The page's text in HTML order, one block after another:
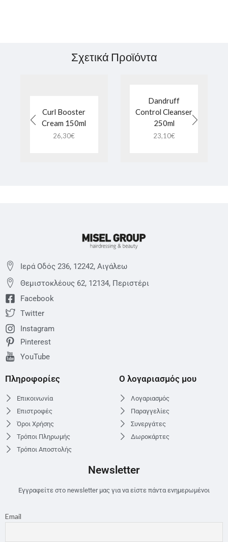
Σχετικά Προϊόντα
Curl Booster
Cream 150ml
26,30€
Dandruff
Control Cleanser
250ml
23,10€
Ιερά Οδός 236, 12242, Αιγάλεω
Θεμιστoκλέους 62, 12134, Περιστέρι
Facebook
Twitter
Instagram
Pinterest
YouTube
Πληροφορίες
Επικοινωνία
Επιστροφές
Όροι Χρήσης
Τρόποι Πληρωμής
Τρόποι Αποστολής
Ο λογαριασμός μου
Λογαριασμός
Παραγγελίες
Συνεργάτες
Δωροκάρτες
Newsletter
Εγγραφείτε στο newsletter μας για να είστε πάντα ενημερωμένοι
Email